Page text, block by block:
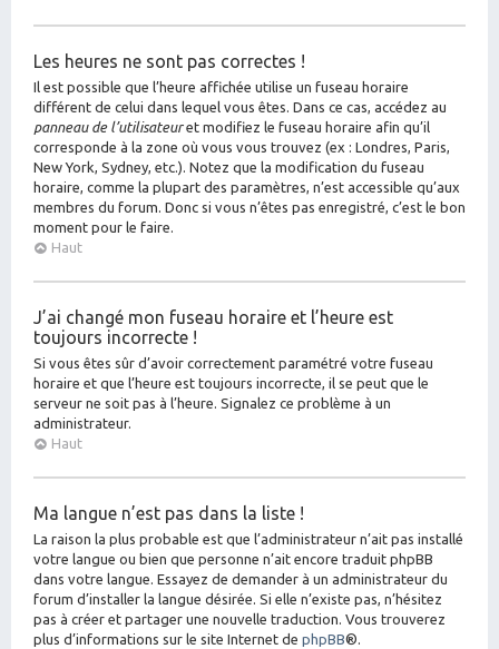
Les heures ne sont pas correctes !
Il est possible que l’heure affichée utilise un fuseau horaire
différent de celui dans lequel vous êtes. Dans ce cas, accédez au
panneau de l’utilisateuret modifiez le fuseau horaire afin qu’il
corresponde à la zone où vous vous trouvez (ex : Londres, Paris,
New York, Sydney, etc.). Notez que la modification du fuseau
horaire, comme la plupart des paramètres, n’est accessible qu’aux
membres du forum. Donc si vous n’êtes pas enregistré, c’est le bon
moment pour le faire.
Haut
J’ai changé mon fuseau horaire et l’heure est
toujours incorrecte !
Si vous êtes sûr d’avoir correctement paramétré votre fuseau
horaire et que l’heure est toujours incorrecte, il se peut que le
serveur ne soit pas à l’heure. Signalez ce problème à un
administrateur.
Haut
Ma langue n’est pas dans la liste !
La raison la plus probable est que l’administrateur n’ait pas installé
votre langue ou bien que personne n’ait encore traduit phpBB
dans votre langue. Essayez de demander à un administrateur du
forum d’installer la langue désirée. Si elle n’existe pas, n’hésitez
pas à créer et partager une nouvelle traduction. Vous trouverez
plus d’informations sur le site Internet de phpBB®.